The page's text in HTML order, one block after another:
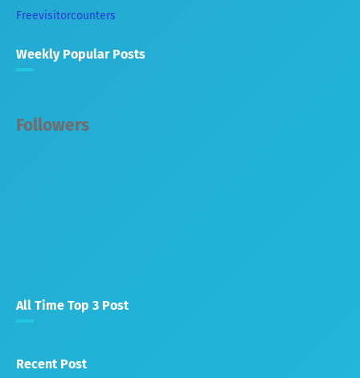
Freevisitorcounters
Weekly Popular Posts
Followers
All Time Top 3 Post
Recent Post